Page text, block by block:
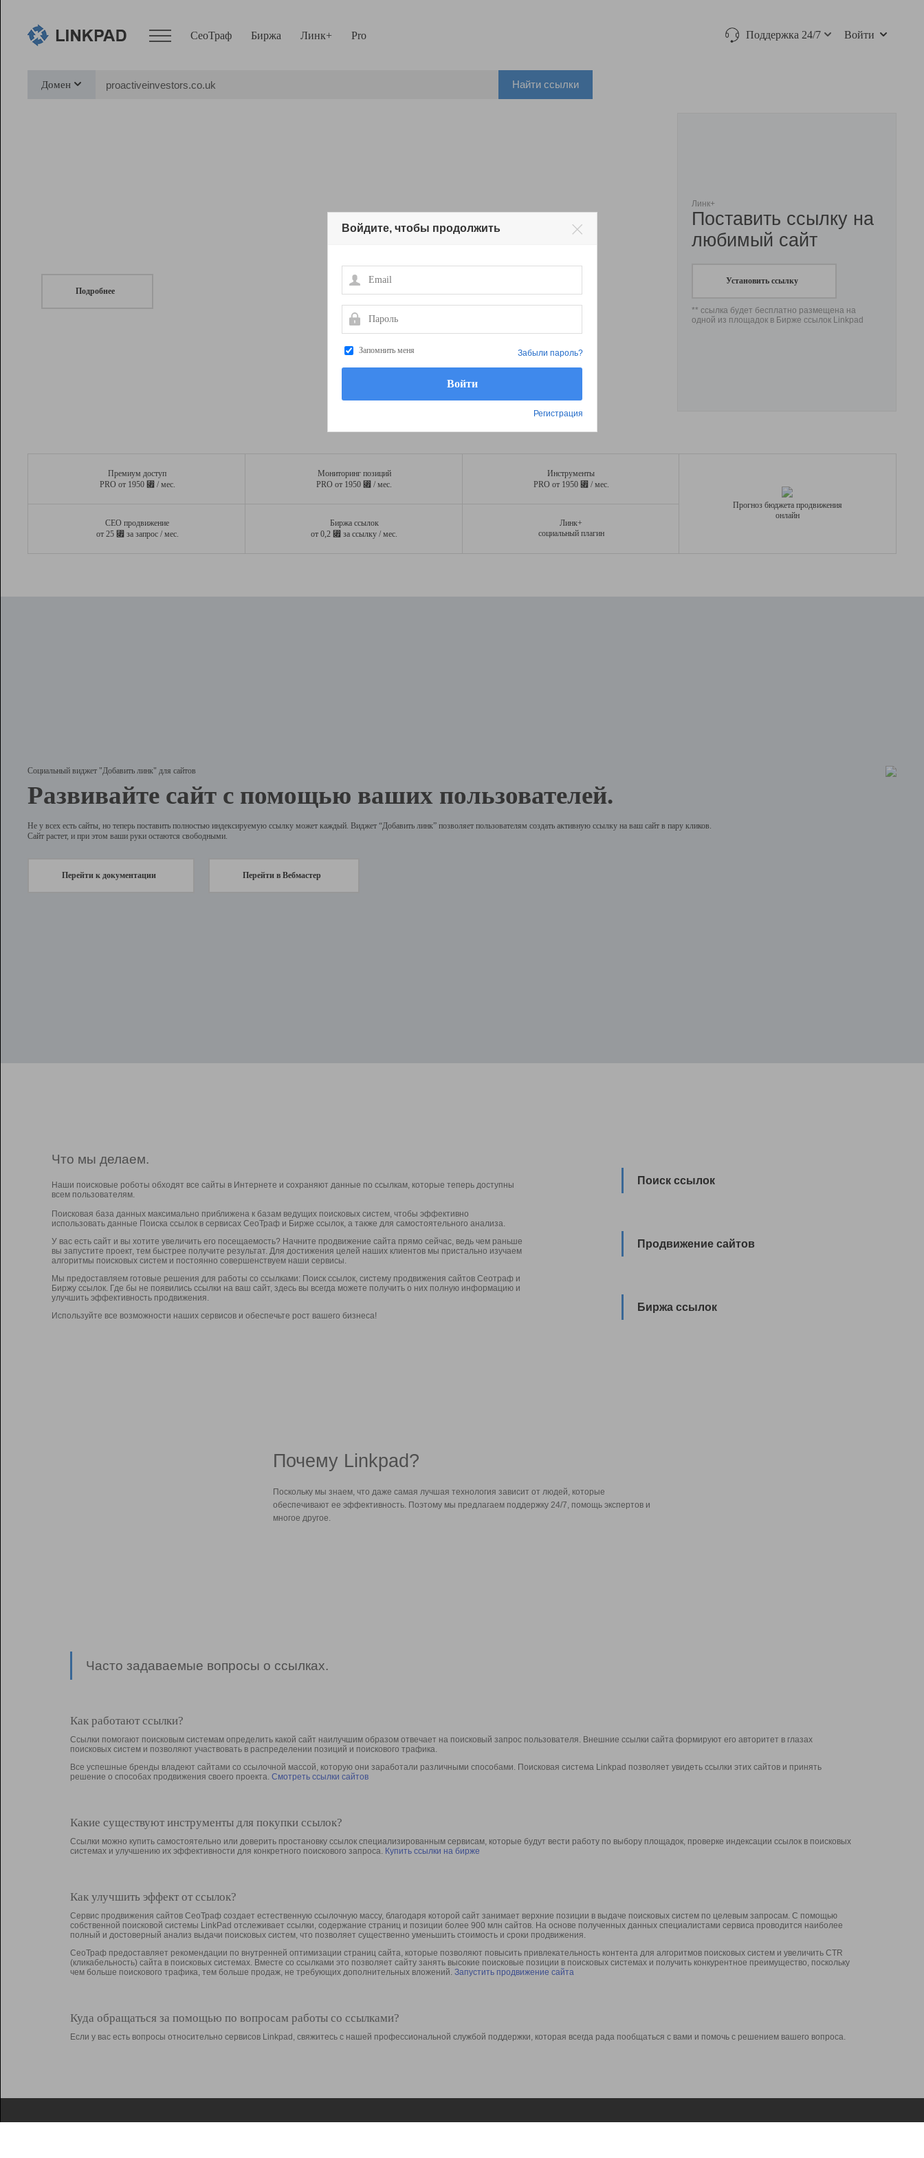
СеоТраф Биржа Линк+ Pro Поддержка 24/7 Войти
Домен Найти ссылки
Подробнее
Линк+
Поставить ссылку на
любимый сайт
Установить ссылку
** ссылка будет бесплатно размещена на
одной из площадок в Бирже ссылок Linkpad
Премиум доступ
PRO от 1950 ⃏ / мес.
Мониторинг позиций
PRO от 1950 ⃏ / мес.
Инструменты
PRO от 1950 ⃏ / мес.
СЕО продвижение
от 25 ⃏ за запрос / мес.
Биржа ссылок
от 0,2 ⃏ за ссылку / мес.
Линк+
социальный плагин
Прогноз бюджета продвижения
онлайн
Социальный виджет "Добавить линк" для сайтов
Развивайте сайт с помощью ваших пользователей.
Не у всех есть сайты, но теперь поставить полностью индексируемую ссылку может каждый. Виджет “Добавить линк” позволяет пользователям создать активную ссылку на ваш сайт в пару кликов.
Сайт растет, и при этом ваши руки остаются свободными.
Перейти к документации Перейти в Вебмастер
Что мы делаем.
Наши поисковые роботы обходят все сайты в Интернете и сохраняют данные по ссылкам, которые теперь доступны
всем пользователям.
Поисковая база данных максимально приближена к базам ведущих поисковых систем, чтобы эффективно
использовать данные Поиска ссылок в сервисах СеоТраф и Бирже ссылок, а также для самостоятельного анализа.
У вас есть сайт и вы хотите увеличить его посещаемость? Начните продвижение сайта прямо сейчас, ведь чем раньше
вы запустите проект, тем быстрее получите результат. Для достижения целей наших клиентов мы пристально изучаем
алгоритмы поисковых систем и постоянно совершенствуем наши сервисы.
Мы предоставляем готовые решения для работы со ссылками: Поиск ссылок, систему продвижения сайтов Сеотраф и
Биржу ссылок. Где бы не появились ссылки на ваш сайт, здесь вы всегда можете получить о них полную информацию и
улучшить эффективность продвижения.
Используйте все возможности наших сервисов и обеспечьте рост вашего бизнеса!
Поиск ссылок
Продвижение сайтов
Биржа ссылок
Почему Linkpad?
Поскольку мы знаем, что даже самая лучшая технология зависит от людей, которые
обеспечивают ее эффективность. Поэтому мы предлагаем поддержку 24/7, помощь экспертов и
многое другое.
Часто задаваемые вопросы о ссылках.
Как работают ссылки?
Ссылки помогают поисковым системам определить какой сайт наилучшим образом отвечает на поисковый запрос пользователя. Внешние ссылки сайта формируют его авторитет в глазах
поисковых систем и позволяют участвовать в раcпределении позиций и поискового трафика.
Все успешные бренды владеют сайтами со ссылочной массой, которую они заработали различными способами. Поисковая система Linkpad позволяет увидеть ссылки этих сайтов и принять
решение о способах продвижения своего проекта. Смотреть ссылки сайтов
Какие существуют инструменты для покупки ссылок?
Ссылки можно купить самостоятельно или доверить простановку ссылок специализированным сервисам, которые будут вести работу по выбору площадок, проверке индексации ссылок в поисковых
системах и улучшению их эффективности для конкретного поискового запроса. Купить ссылки на бирже
Как улучшить эффект от ссылок?
Сервис продвижения сайтов СеоТраф создает естественную ссылочную массу, благодаря которой сайт занимает верхние позиции в выдаче поисковых систем по целевым запросам. С помощью
собственной поисковой системы LinkPad отслеживает ссылки, содержание страниц и позиции более 900 млн сайтов. На основе полученных данных специалистами сервиса проводится наиболее
полный и достоверный анализ выдачи поисковых систем, что позволяет существенно уменьшить стоимость и сроки продвижения.
СеоТраф предоставляет рекомендации по внутренней оптимизации страниц сайта, которые позволяют повысить привлекательность контента для алгоритмов поисковых систем и увеличить CTR
(кликабельность) сайта в поисковых системах. Вместе со ссылками это позволяет сайту занять высокие поисковые позиции в поисковых системах и получить конкурентное преимущество, поскольку
чем больше поискового трафика, тем больше продаж, не требующих дополнительных вложений. Запустить продвижение сайта
Куда обращаться за помощью по вопросам работы со ссылками?
Если у вас есть вопросы относительно сервисов Linkpad, свяжитесь с нашей профессиональной службой поддержки, которая всегда рада пообщаться с вами и помочь с решением вашего вопроса.
Войдите, чтобы продолжить
Email
Пароль
Запомнить меня
Регистрация
Забыли пароль?